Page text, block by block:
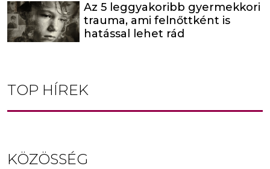
Az 5 leggyakoribb gyermekkori
trauma, ami felnőttként is
hatással lehet rád
TOP HÍREK
KÖZÖSSÉG